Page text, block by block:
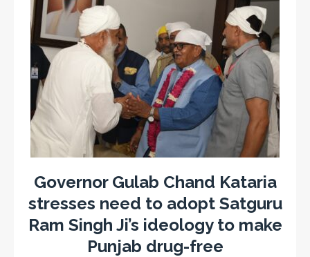
Governor Gulab Chand Kataria
stresses need to adopt Satguru
Ram Singh Ji’s ideology to make
Punjab drug-free